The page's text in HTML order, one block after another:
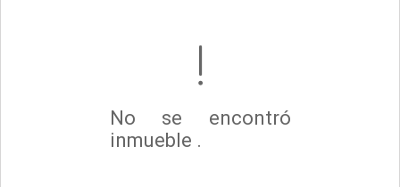
No se encontró
inmueble .